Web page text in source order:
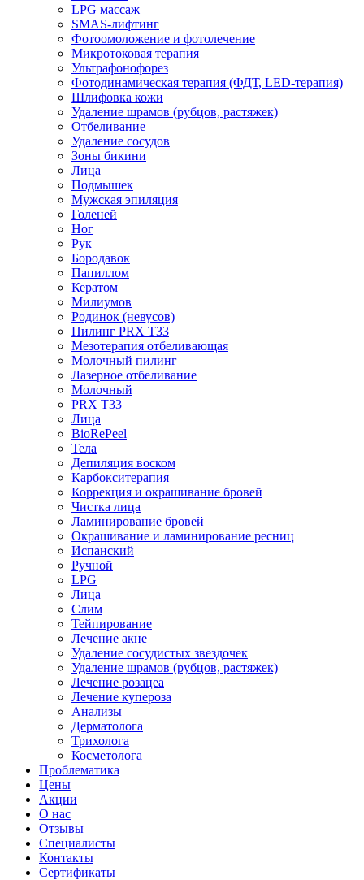
LPG массаж
SMAS-лифтинг
Фотоомоложение и фотолечение
Микротоковая терапия
Ультрафонофорез
Фотодинамическая терапия (ФДТ, LED-терапия)
Шлифовка кожи
Удаление шрамов (рубцов, растяжек)
Отбеливание
Удаление сосудов
Зоны бикини
Лица
Подмышек
Мужская эпиляция
Голеней
Ног
Рук
Бородавок
Папиллом
Кератом
Милиумов
Родинок (невусов)
Пилинг PRX T33
Мезотерапия отбеливающая
Молочный пилинг
Лазерное отбеливание
Молочный
PRX T33
Лица
BioRePeel
Тела
Депиляция воском
Карбокситерапия
Коррекция и окрашивание бровей
Чистка лица
Ламинирование бровей
Окрашивание и ламинирование ресниц
Испанский
Ручной
LPG
Лица
Слим
Тейпирование
Лечение акне
Удаление сосудистых звездочек
Удаление шрамов (рубцов, растяжек)
Лечение розацеа
Лечение купероза
Анализы
Дерматолога
Трихолога
Косметолога
Проблематика
Цены
Акции
О нас
Отзывы
Cпециалисты
Контакты
Сертификаты